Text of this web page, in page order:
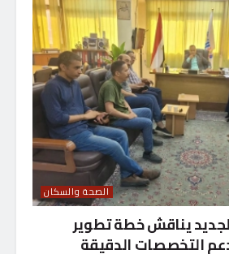
الصحة والسكان
يناقش خطة تطوير
التخصصات الدقيقة